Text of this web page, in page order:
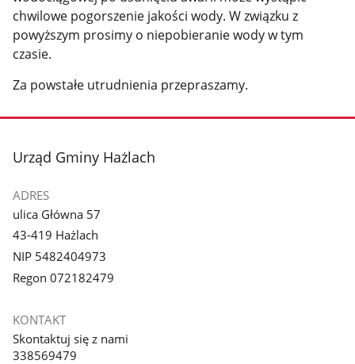
chwilowe pogorszenie jakości wody. W związku z
powyższym prosimy o niepobieranie wody w tym
czasie.
Za powstałe utrudnienia przepraszamy.
stopka
Urząd Gminy Hażlach
ADRES
ulica Główna 57
43-419 Hażlach
NIP 5482404973
Regon 072182479
KONTAKT
Skontaktuj się z nami
338569479